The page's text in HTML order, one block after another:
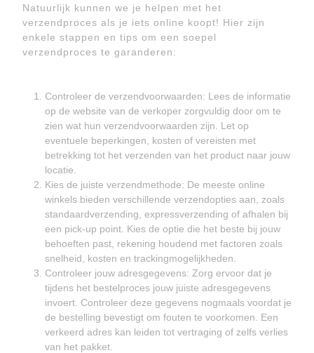
Natuurlijk kunnen we je helpen met het
verzendproces als je iets online koopt! Hier zijn
enkele stappen en tips om een soepel
verzendproces te garanderen:
Controleer de verzendvoorwaarden: Lees de informatie
op de website van de verkoper zorgvuldig door om te
zien wat hun verzendvoorwaarden zijn. Let op
eventuele beperkingen, kosten of vereisten met
betrekking tot het verzenden van het product naar jouw
locatie.
Kies de juiste verzendmethode: De meeste online
winkels bieden verschillende verzendopties aan, zoals
standaardverzending, expressverzending of afhalen bij
een pick-up point. Kies de optie die het beste bij jouw
behoeften past, rekening houdend met factoren zoals
snelheid, kosten en trackingmogelijkheden.
Controleer jouw adresgegevens: Zorg ervoor dat je
tijdens het bestelproces jouw juiste adresgegevens
invoert. Controleer deze gegevens nogmaals voordat je
de bestelling bevestigt om fouten te voorkomen. Een
verkeerd adres kan leiden tot vertraging of zelfs verlies
van het pakket.